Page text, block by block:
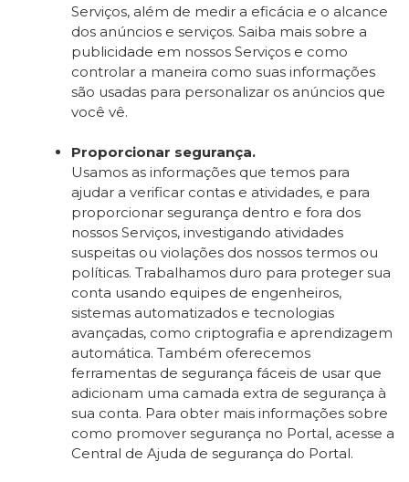
Serviços, além de medir a eficácia e o alcance
dos anúncios e serviços. Saiba mais sobre a
publicidade em nossos Serviços e como
controlar a maneira como suas informações
são usadas para personalizar os anúncios que
você vê.
Proporcionar segurança.
Usamos as informações que temos para
ajudar a verificar contas e atividades, e para
proporcionar segurança dentro e fora dos
nossos Serviços, investigando atividades
suspeitas ou violações dos nossos termos ou
políticas. Trabalhamos duro para proteger sua
conta usando equipes de engenheiros,
sistemas automatizados e tecnologias
avançadas, como criptografia e aprendizagem
automática. Também oferecemos
ferramentas de segurança fáceis de usar que
adicionam uma camada extra de segurança à
sua conta. Para obter mais informações sobre
como promover segurança no Portal, acesse a
Central de Ajuda de segurança do Portal.